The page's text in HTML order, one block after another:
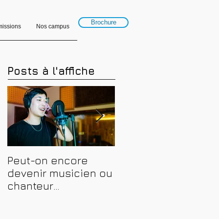
Nos campus
Brochure
Posts à l'affiche
Peut-on encore
devenir musicien ou
chanteur